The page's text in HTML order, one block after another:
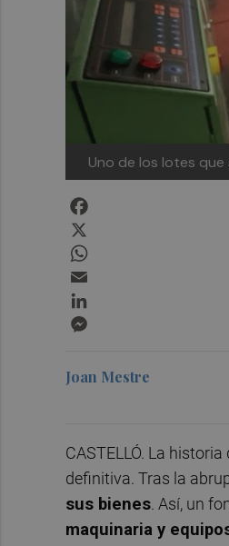
Uno de los lotes que
Joan Mestre
CASTELLÓ. La
definitiva. Tras la
sus bienes. Así, un
maquinaria y